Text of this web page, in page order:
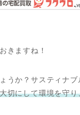
きますね！
うか？サスティナブ
切にして環境を守